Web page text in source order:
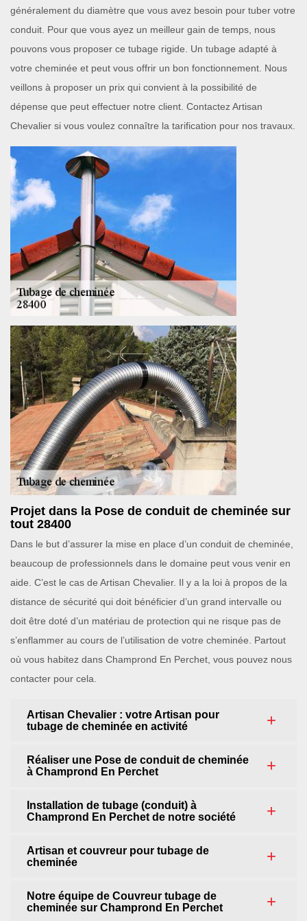
généralement du diamètre que vous avez besoin pour tuber votre
conduit. Pour que vous ayez un meilleur gain de temps, nous
pouvons vous proposer ce tubage rigide. Un tubage adapté à
votre cheminée et peut vous offrir un bon fonctionnement. Nous
veillons à proposer un prix qui convient à la possibilité de
dépense que peut effectuer notre client. Contactez Artisan
Chevalier si vous voulez connaître la tarification pour nos travaux.
Projet dans la Pose de conduit de cheminée sur
tout 28400
Dans le but d’assurer la mise en place d’un conduit de cheminée,
beaucoup de professionnels dans le domaine peut vous venir en
aide. C’est le cas de Artisan Chevalier. Il y a la loi à propos de la
distance de sécurité qui doit bénéficier d’un grand intervalle ou
doit être doté d’un matériau de protection qui ne risque pas de
s’enflammer au cours de l’utilisation de votre cheminée. Partout
où vous habitez dans Champrond En Perchet, vous pouvez nous
contacter pour cela.
Artisan Chevalier : votre Artisan pour
tubage de cheminée en activité
Réaliser une Pose de conduit de cheminée
à Champrond En Perchet
Installation de tubage (conduit) à
Champrond En Perchet de notre société
Artisan et couvreur pour tubage de
cheminée
Notre équipe de Couvreur tubage de
cheminée sur Champrond En Perchet